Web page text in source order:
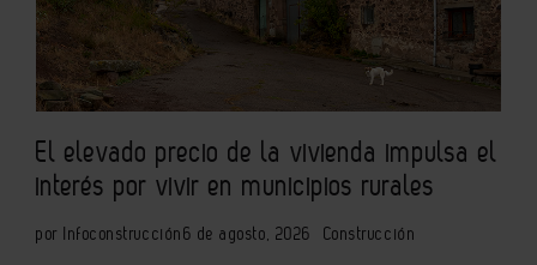
El elevado precio de la vivienda impulsa el
interés por vivir en municipios rurales
por Infoconstrucción6 de agosto, 2026 Construcción